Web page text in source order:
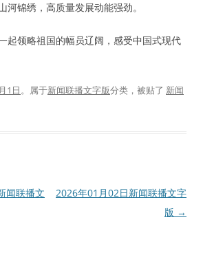
河锦绣，高质量发展动能强劲。
起领略祖国的幅员辽阔，感受中国式现代
1日。属于新闻联播文字版分类，被贴了 新闻
闻联播文
2026年01月02日新闻联播文字
版 →